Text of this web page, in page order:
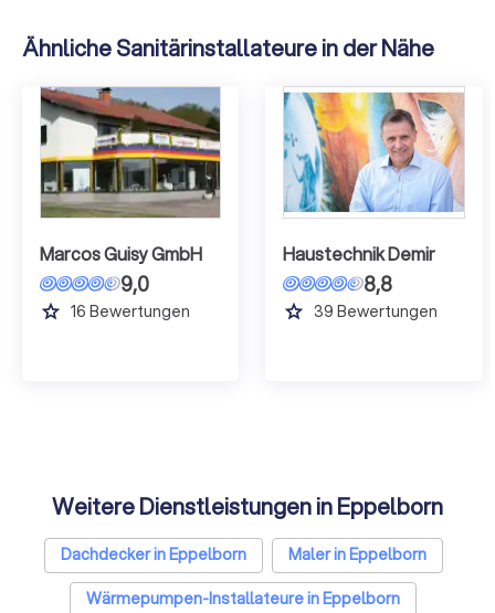
Ähnliche Sanitärinstallateure in der Nähe
Marcos Guisy GmbH
9,0
grade 16 Bewertungen
Haustechnik Demir
8,8
grade 39 Bewertungen
Weitere Dienstleistungen in Eppelborn
Dachdecker in Eppelborn
Maler in Eppelborn
Wärmepumpen-Installateure in Eppelborn